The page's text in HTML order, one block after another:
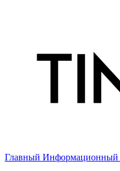
Главный Информационный